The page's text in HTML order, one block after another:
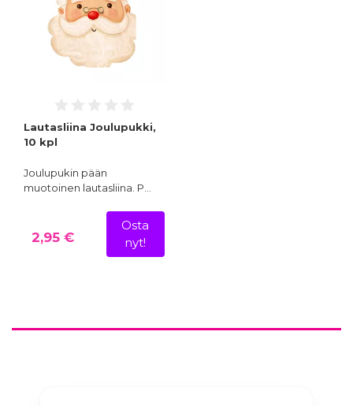
Lautasliina Joulupukki,
10 kpl
Joulupukin pään
muotoinen lautasliina. P…
2,95 €
Osta
nyt!